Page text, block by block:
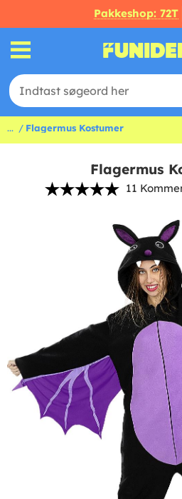
Pakkeshop: 72T
... Flagermus Kostumer
Flagermus
11